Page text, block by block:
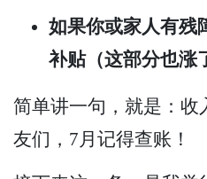
如果你或家人有残
补贴（这部分也涨
简单讲一句，就是：收
友们，7月记得查账！